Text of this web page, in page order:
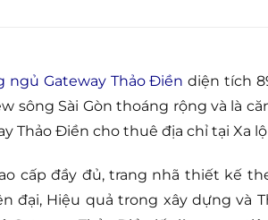
ngủ Gateway Thảo Điền diện tích
sông Sài Gòn thoáng rộng và là
Thảo Điền cho thuê địa chỉ tại Xa lộ
cấp đầy đủ, trang nhã thiết kế
đại, Hiệu quả trong xây dựng và